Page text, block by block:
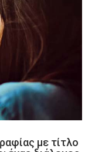
με τίτλο